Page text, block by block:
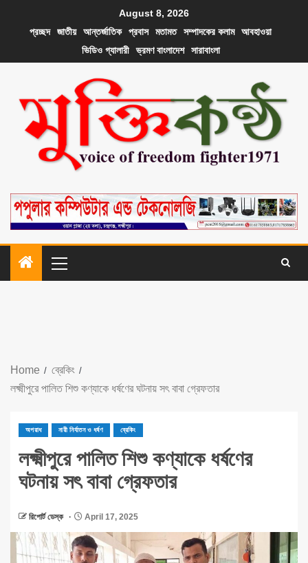
August 8, 2026
প্রচ্ছদ
জাতীয় আন্তর্জাতিক প্রবাস মতামত সম্পাদকের কলাম
আবহাওয়া
ভিডিও গ্যালারী
ভ্রমণ বাংলাদেশ সারাবাংলা
Home
ব্রেকিং
লক্ষ্মীপুরে পালিত শিশু কণ্যাকে ধর্ষণের ঘটনায় সৎ বাবা গ্রেফতার
অপরাধ নারী নির্যাতন ও ধর্ষণ ব্রেকিং
লক্ষ্মীপুরে পালিত শিশু কণ্যাকে ধর্ষণের
ঘটনায় সৎ বাবা গ্রেফতার
রিপোর্ট ডেস্ক April 17, 2025